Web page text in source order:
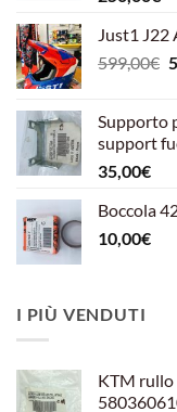
Just1 J22
599,00€ Il
Supporto
support
35,00€
Boccola
10,00€
I PIÙ VENDUTI
KTM rullo